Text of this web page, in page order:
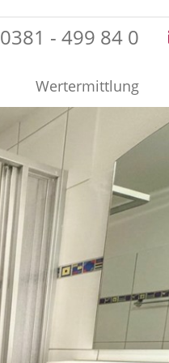
0381 - 499 84 0
Wertermittlung